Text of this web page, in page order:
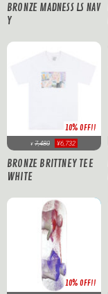
BRONZE MADNESS LS NAV
Y
10% OFF!!
¥ 7,480 ¥6,732
BRONZE BRITTNEY TEE
WHITE
10% OFF!!